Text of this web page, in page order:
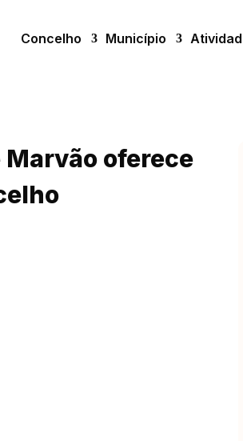
Concelho Município
Marvão oferece